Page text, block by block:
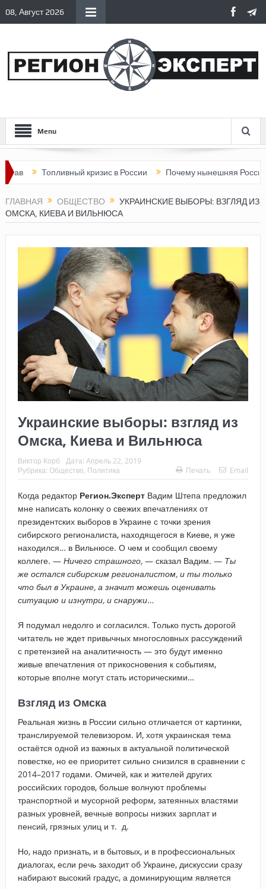
08, Август 2026
Menu
Топливный кризис в России Почему нынешняя Россия стала
ГЛАВНАЯ ОБЩЕСТВО
УКРАИНСКИЕ ВЫБОРЫ: ВЗГЛЯД ИЗ
ОМСКА, КИЕВА И ВИЛЬНЮСА
Украинские выборы: взгляд из
Омска, Киева и Вильнюса
Виктор Корб Дата: Апрель 22, 2019
Рубрика: Общество Политика Печать Email
Когда редакторРегион.ЭкспертВадим Штепа предложил
мне написать колонку о свежих впечатлениях от
президентских выборов в Украине с точки зрения
сибирского регионалиста, находящегося в Киеве, я уже
находился… в Вильнюсе. О чем и сообщил своему
коллеге. — Ничего страшного,— сказал Вадим. — Ты
же остался сибирским регионалистом, и ты только
что был в Украине, а значит можешь оценивать
ситуацию и изнутри, и снаружи…
Я подумал недолго и согласился. Только пусть дорогой
читатель не ждет привычных многословных рассуждений
с претензией на аналитичность — это будут именно
живые впечатления от прикосновения к событиям,
которые вполне могут стать историческими…
Взгляд из Омска
Реальная жизнь в России сильно отличается от картинки,
транслируемой телевизором. И, хотя украинская тема
остаётся одной из важных в актуальной политической
повестке, но ее приоритет сильно снизился в сравнении с
2014–2017 годами. Омичей, как и жителей других
российских городов, больше волнуют проблемы
транспортной и мусорной реформ, затеянных властями
разных уровней, вечные вопросы низких зарплат и
пенсий, грязных улиц и т. д.
Но, надо признать, и в бытовых, и в профессиональных
диалогах, если речь заходит об Украине, дискуссии сразу
набирают высокий градус, а доминирующим является